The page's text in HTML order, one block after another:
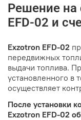
Решение на
EFD-02 и
Exzotron EFD-02
передвижных
выдачи топлива.
установленного в
осуществляет
После установки
Exzotron EFD-02